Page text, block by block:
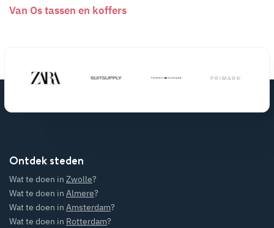
Van Os tassen en koffers
Ontdek steden
Wat te doen in Zwolle?
Wat te doen in Almere?
Wat te doen in Amsterdam?
Wat te doen in Rotterdam?